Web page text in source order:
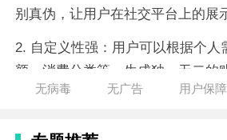
别真伪，让用户在社交平台上的展
2. 自定义性强：用户可以根据个人
额、消费分类等，生成独一无二的
无病毒 无广告 用户保障